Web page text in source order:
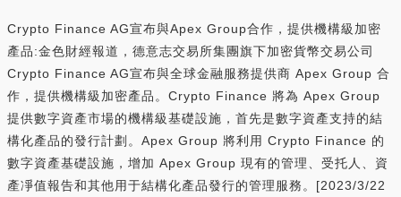
Crypto Finance AG宣布與Apex Group合作，提供機構級加密
產品:金色財經報道，德意志交易所集團旗下加密貨幣交易公司
Crypto Finance AG宣布與全球金融服務提供商 Apex Group 合
作，提供機構級加密產品。Crypto Finance 將為 Apex Group
提供數字資產市場的機構級基礎設施，首先是數字資產支持的結
構化產品的發行計劃。Apex Group 將利用 Crypto Finance 的
數字資產基礎設施，增加 Apex Group 現有的管理、受托人、資
產凈值報告和其他用于結構化產品發行的管理服務。[2023/3/22